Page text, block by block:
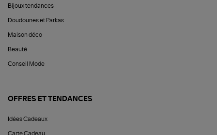
Bijoux tendances
Doudounes et Parkas
Maison déco
Beauté
Conseil Mode
OFFRES ET TENDANCES
Idées Cadeaux
Carte Cadeau